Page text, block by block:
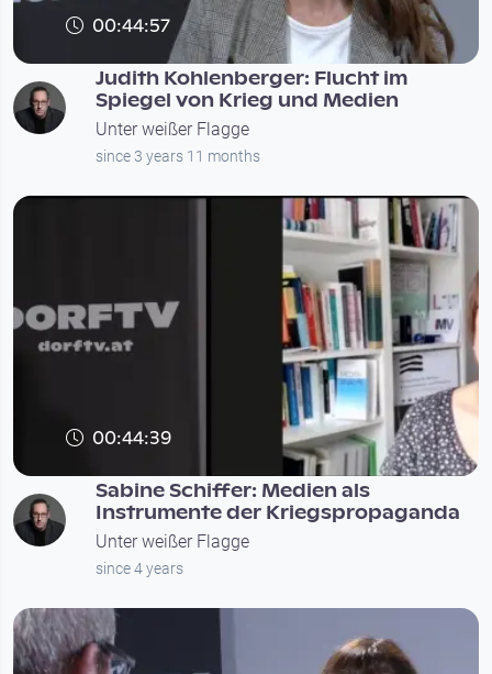
00:44:57
Judith Kohlenberger: Flucht im
Spiegel von Krieg und Medien
Unter weißer Flagge
since 3 years 11 months
00:44:39
Sabine Schiffer: Medien als
Instrumente der Kriegspropaganda
Unter weißer Flagge
since 4 years